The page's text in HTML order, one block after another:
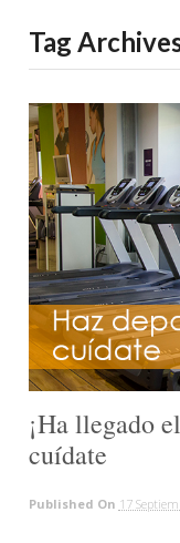
Tag
¡Ha llegado
cuídate
Published On 17